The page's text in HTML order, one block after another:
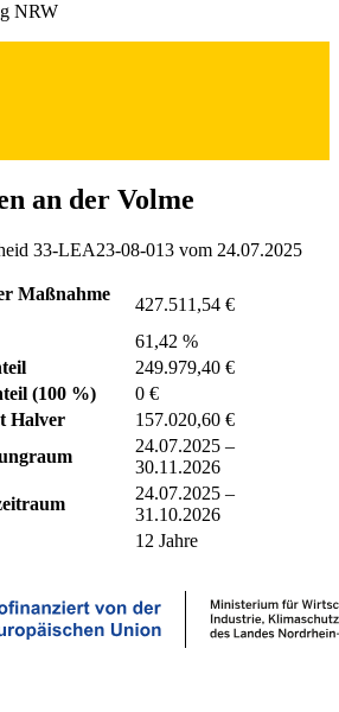
NRW
an der Volme
33-LEA23-08-013 vom 24.07.2025
Maßnahme
427.511,54 €
61,42 %
249.979,40 €
(100 %)
0 €
Halver
157.020,60 €
24.07.2025 –
30.11.2026
24.07.2025 –
31.10.2026
12 Jahre